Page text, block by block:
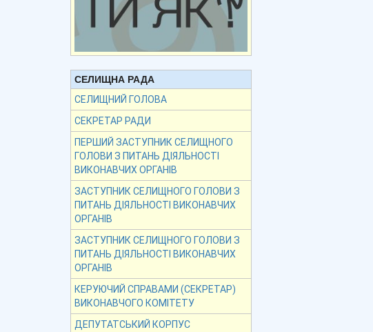
СЕЛИЩНА РАДА
СЕЛИЩНИЙ ГОЛОВА
СЕКРЕТАР РАДИ
ПЕРШИЙ ЗАСТУПНИК СЕЛИЩНОГО
ГОЛОВИ З ПИТАНЬ ДІЯЛЬНОСТІ
ВИКОНАВЧИХ ОРГАНІВ
ЗАСТУПНИК СЕЛИЩНОГО ГОЛОВИ З
ПИТАНЬ ДІЯЛЬНОСТІ ВИКОНАВЧИХ
ОРГАНІВ
ЗАСТУПНИК СЕЛИЩНОГО ГОЛОВИ З
ПИТАНЬ ДІЯЛЬНОСТІ ВИКОНАВЧИХ
ОРГАНІВ
КЕРУЮЧИЙ СПРАВАМИ (СЕКРЕТАР)
ВИКОНАВЧОГО КОМІТЕТУ
ДЕПУТАТСЬКИЙ КОРПУС